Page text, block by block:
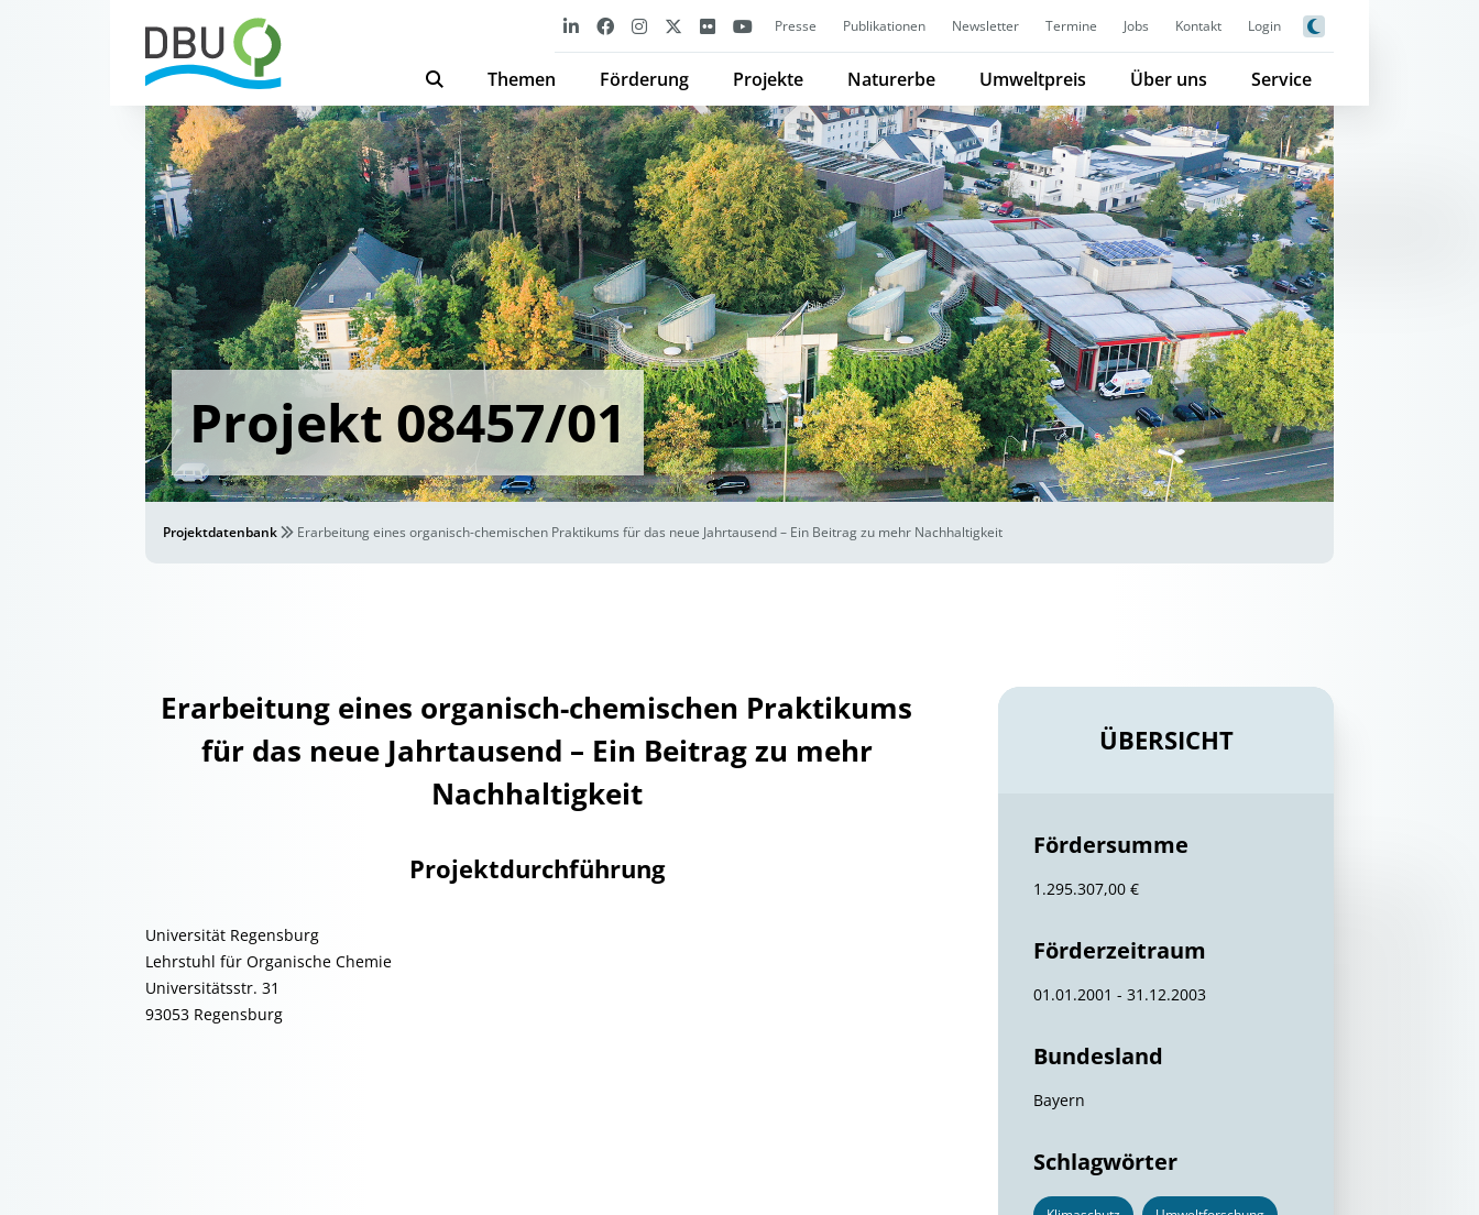
Presse Publikationen Newsletter Termine Jobs Kontakt Login
Themen Förderung Projekte Naturerbe Umweltpreis Über uns Service
Projekt 08457/01
Projektdatenbank Erarbeitung eines organisch-chemischen Praktikums für das neue Jahrtausend – Ein Beitrag zu mehr Nachhaltigkeit
Erarbeitung eines organisch-chemischen Praktikums
für das neue Jahrtausend – Ein Beitrag zu mehr
Nachhaltigkeit
Projektdurchführung
Universität Regensburg
Lehrstuhl für Organische Chemie
Universitätsstr. 31
93053 Regensburg
ÜBERSICHT
Fördersumme
1.295.307,00 €
Förderzeitraum
01.01.2001 - 31.12.2003
Bundesland
Bayern
Schlagwörter